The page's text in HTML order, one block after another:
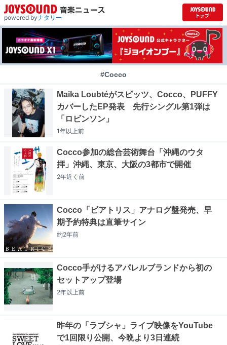
powered byナタリー
#Cocco
Maika Loubtéがスピッツ、Cocco、PUFFY
カバーしたEP発表 先行シングル第1弾は
「ロビンソン」
1年以上前
Cocco参加の総合芸術舞台「沖縄のウタ
拝」沖縄、東京、大阪の3都市で開催
2年近く 前
Cocco「ビアトリス」アナログ盤発売、早
期予約特典は直筆サイン
約2年前
Cocco手がけるアパレルブランドから初の
セットアップ登場
2年以上前
昨年の「ラブシャ」ライブ映像をYouTube
で1回限り公開、今晩より3日連続